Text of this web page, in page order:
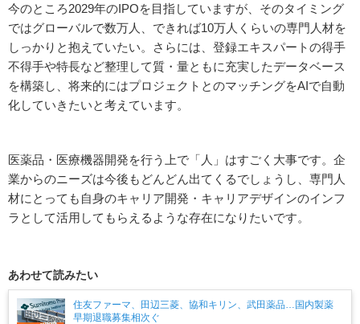
今のところ2029年のIPOを目指していますが、そのタイミング
ではグローバルで数万人、できれば10万人くらいの専門人材を
しっかりと抱えていたい。さらには、登録エキスパートの得手
不得手や特長など整理して質・量ともに充実したデータベース
を構築し、将来的にはプロジェクトとのマッチングをAIで自動
化していきたいと考えています。
医薬品・医療機器開発を行う上で「人」はすごく大事です。企
業からのニーズは今後もどんどん出てくるでしょうし、専門人
材にとっても自身のキャリア開発・キャリアデザインのインフ
ラとして活用してもらえるような存在になりたいです。
あわせて読みたい
住友ファーマ、田辺三菱、協和キリン、武田薬品…国内製薬
早期退職募集相次ぐ